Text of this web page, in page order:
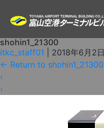
shohin1_21300
itkc_staff01
2018年6月2日
← Return to shohin1_21300
‹
›